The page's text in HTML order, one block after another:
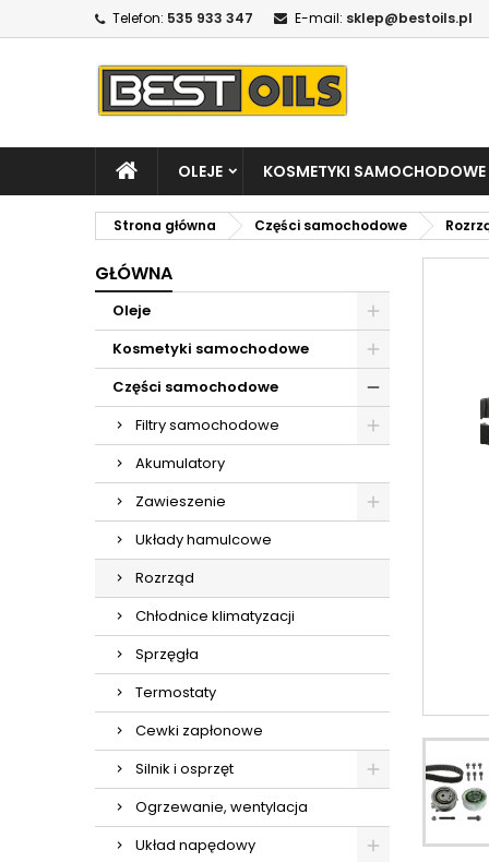
Telefon: 535 933 347 E-mail: sklep@bestoils.pl
OLEJE KOSMETYKI SAMOCHODOWE
Strona główna Części samochodowe
GŁÓWNA
Oleje
Kosmetyki samochodowe
Części samochodowe
Filtry samochodowe
Akumulatory
Zawieszenie
Układy hamulcowe
Rozrząd
Chłodnice klimatyzacji
Sprzęgła
Termostaty
Cewki zapłonowe
Silnik i osprzęt
Ogrzewanie, wentylacja
Układ napędowy